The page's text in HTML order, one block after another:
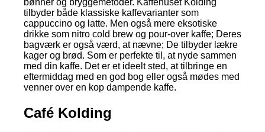
tilbyder både klassiske kaffevarianter som
cappuccino og latte. Men også mere eksotiske
drikke som nitro cold brew og pour-over kaffe; Deres
bagværk er også værd, at nævne; De tilbyder lækre
kager og brød. Som er perfekte til, at nyde sammen
med din kaffe. Det er et ideelt sted, at tilbringe en
eftermiddag med en god bog eller også mødes med
venner over en kop dampende kaffe.
Café Kolding